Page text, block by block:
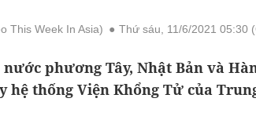
This Week In Asia Thứ sáu, 11/6/2021 05:30
phương Tây, Nhật Bản và
hệ thống Viện Khổng Tử của